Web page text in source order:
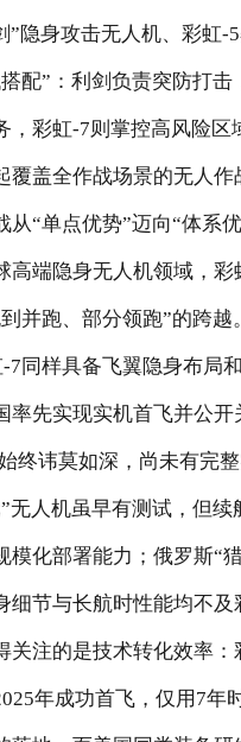
”隐身攻击无人机、彩虹-
配”：利剑负责突防打
，彩虹-7则掌控高风险区
覆盖全作战场景的无人
从“单点优势”迈向“体系优
端隐身无人机领域，彩
并跑、部分领跑”的跨越
-7同样具备飞翼隐身布局
率先实现实机首飞并公开
终讳莫如深，尚未有完
无人机虽早有测试，但续
模化部署能力；俄罗斯“
细节与长航时性能均不及
注的是技术转化效率：
年成功首飞，仅用7年